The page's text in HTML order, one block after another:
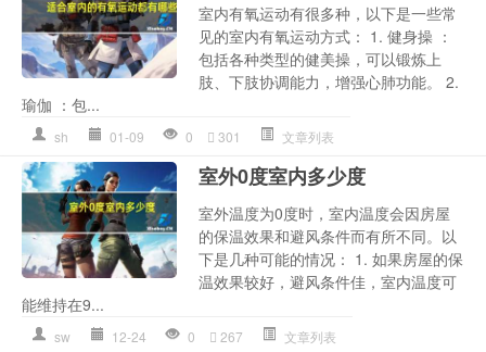
室内有氧运动有很多种，以下是一些常
见的室内有氧运动方式： 1. 健身操 ：
包括各种类型的健美操，可以锻炼上
肢、下肢协调能力，增强心肺功能。 2.
瑜伽 ：包...
sh 01-09 0 301 文章列表
室外0度室内多少度
室外温度为0度时，室内温度会因房屋
的保温效果和避风条件而有所不同。以
下是几种可能的情况： 1. 如果房屋的保
温效果较好，避风条件佳，室内温度可
能维持在9...
sw 12-24 0 267 文章列表